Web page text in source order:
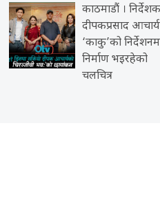
काठमाडौं । निर्देशक
दीपकप्रसाद आचार्य
‘काकु’को
निर्माण भइरहेको
चलचित्र